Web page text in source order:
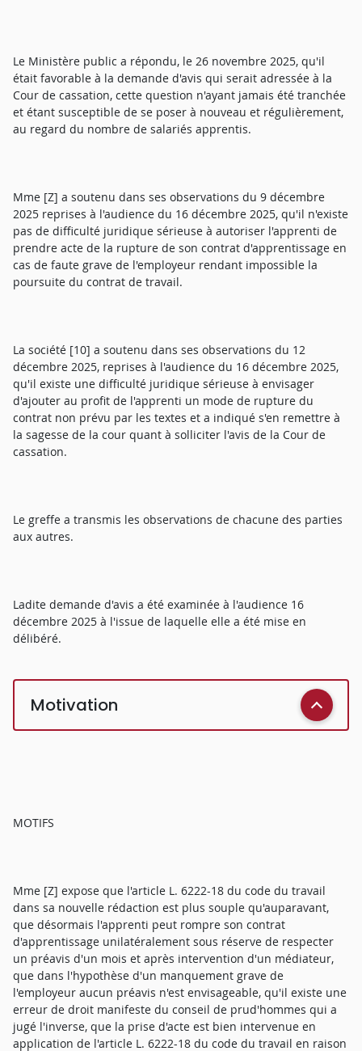
Le Ministère public a répondu, le 26 novembre 2025, qu'il
était favorable à la demande d'avis qui serait adressée à la
Cour de cassation, cette question n'ayant jamais été tranchée
et étant susceptible de se poser à nouveau et régulièrement,
au regard du nombre de salariés apprentis.
Mme [Z] a soutenu dans ses observations du 9 décembre
2025 reprises à l'audience du 16 décembre 2025, qu'il n'existe
pas de difficulté juridique sérieuse à autoriser l'apprenti de
prendre acte de la rupture de son contrat d'apprentissage en
cas de faute grave de l'employeur rendant impossible la
poursuite du contrat de travail.
La société [10] a soutenu dans ses observations du 12
décembre 2025, reprises à l'audience du 16 décembre 2025,
qu'il existe une difficulté juridique sérieuse à envisager
d'ajouter au profit de l'apprenti un mode de rupture du
contrat non prévu par les textes et a indiqué s'en remettre à
la sagesse de la cour quant à solliciter l'avis de la Cour de
cassation.
Le greffe a transmis les observations de chacune des parties
aux autres.
Ladite demande d'avis a été examinée à l'audience 16
décembre 2025 à l'issue de laquelle elle a été mise en
délibéré.
Motivation
MOTIFS
Mme [Z] expose que l'article L. 6222-18 du code du travail
dans sa nouvelle rédaction est plus souple qu'auparavant,
que désormais l'apprenti peut rompre son contrat
d'apprentissage unilatéralement sous réserve de respecter
un préavis d'un mois et après intervention d'un médiateur,
que dans l'hypothèse d'un manquement grave de
l'employeur aucun préavis n'est envisageable, qu'il existe une
erreur de droit manifeste du conseil de prud'hommes qui a
jugé l'inverse, que la prise d'acte est bien intervenue en
application de l'article L. 6222-18 du code du travail en raison